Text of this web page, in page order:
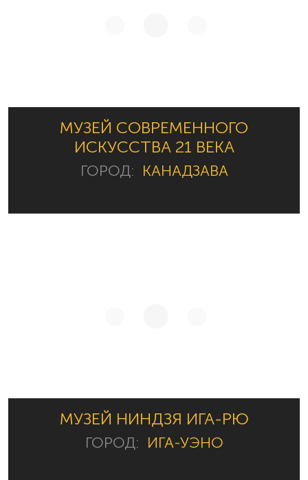
МУЗЕЙ СОВРЕМЕННОГО
ИСКУССТВА 21 ВЕКА
ГОРОД: КАНАДЗАВА
МУЗЕЙ НИНДЗЯ ИГА-РЮ
ГОРОД: ИГА-УЭНО